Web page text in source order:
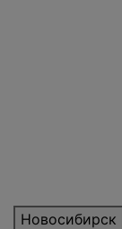
Новосибирск